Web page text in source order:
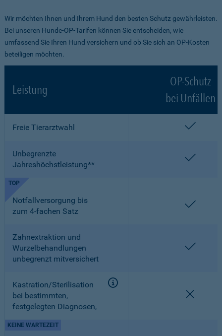
Wir möchten Ihnen und Ihrem Hund den besten Schutz gewährleisten.
Bei unseren Hunde-OP-Tarifen können Sie entscheiden, wie
umfassend Sie Ihren Hund versichern und ob Sie sich an OP-Kosten
beteiligen möchten.
Leistung
OP-Schutz
bei Unfällen
Freie Tierarztwahl
Unbegrenzte
Jahreshöchstleistung**
Notfallversorgung bis
zum 4-fachen Satz
TOP
Zahnextraktion und
Wurzelbehandlungen
unbegrenzt mitversichert
Kastration/Sterilisation
bei bestimmten,
festgelegten Diagnosen,
KEINE WARTEZEIT